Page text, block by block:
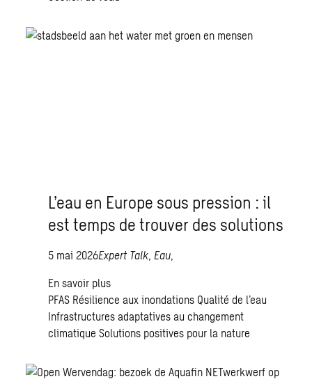
L’eau en Europe sous pression : il
est temps de trouver des solutions
5 mai 2026Expert Talk, Eau,
En savoir plus
PFAS Résilience aux inondations Qualité de l’eau
Infrastructures adaptatives au changement
climatiqueSolutions positives pour la nature